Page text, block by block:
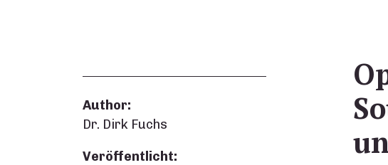
Author:
Dr. Dirk Fuchs
Veröffentlicht: